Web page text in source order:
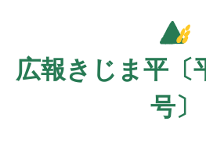
広報きじま平〔
号〕